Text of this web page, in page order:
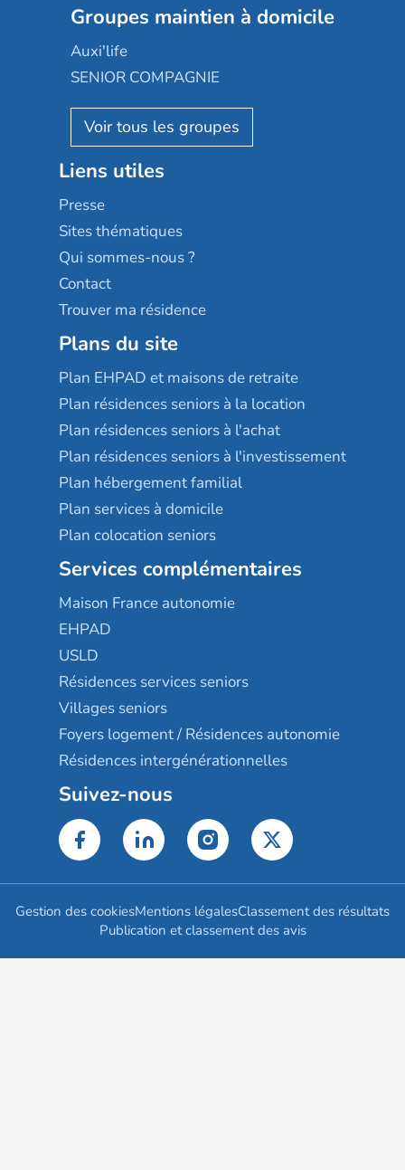
Les jardins d'Arcadie
Occitalia
Appartseniors
Reseda
Stella management
Les villages d'or
Sérénys
Résidences services Villa Médicis
Groupe SOS
Le Noble Âge
Almage
Résidalya
Groupe aplus
Groupes maintien à domicile
Auxi'life
SENIOR COMPAGNIE
AGE D'OR Services
Liens utiles
Presse
Sites thématiques
Qui sommes-nous ?
Contact
Trouver ma résidence
Plans du site
Plan EHPAD et maisons de retraite
Plan résidences seniors à la location
Plan résidences seniors à l'achat
Plan résidences seniors à l'investissement
Plan hébergement familial
Plan services à domicile
Plan colocation seniors
Services complémentaires
Maison France autonomie
EHPAD
USLD
Résidences services seniors
Villages seniors
Foyers logement / Résidences autonomie
Résidences intergénérationnelles
Suivez-nous
Gestion des cookiesMentions légalesClassement des résultats
Publication et classement des avis